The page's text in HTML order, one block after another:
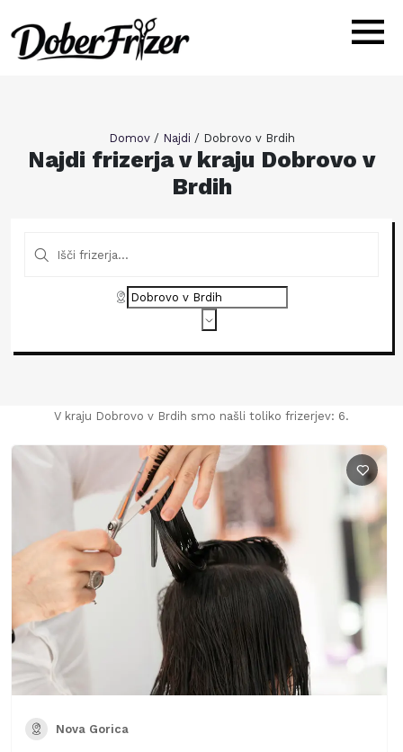
Domov/ Najdi / Dobrovo v Brdih
Najdi frizerja v kraju Dobrovo v
Brdih
V kraju Dobrovo v Brdih smo našli toliko frizerjev: 6.
Nova Gorica